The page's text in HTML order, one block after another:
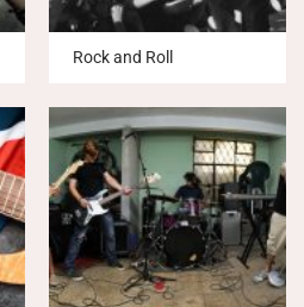
Rock and Roll